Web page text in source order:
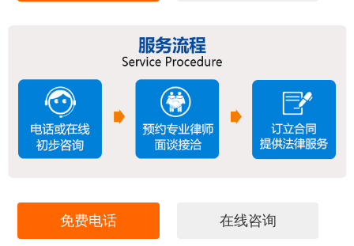
免费电话 在线咨询